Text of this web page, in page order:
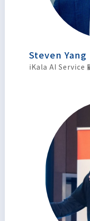
Steven Yang
iKala AI Service